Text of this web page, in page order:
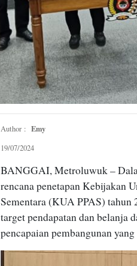
Author :Emy
19/07/2024
BANGGAI, Metroluwuk –
rencana penetapan Kebijakan
Sementara (KUA PPAS) tahun
target pendapatan dan belanja
pencapaian pembangunan